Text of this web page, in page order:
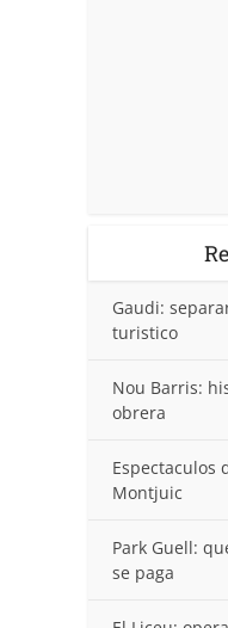
Gaudi:
turistico
Nou Barris:
obrera
Espectaculos
Montjuic
Park Guell:
se paga